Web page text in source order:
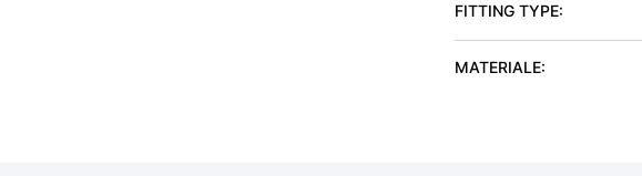
FITTING TYPE:
MATERIALE: